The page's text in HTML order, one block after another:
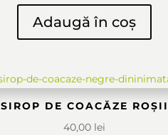
Adaugă în coș
SIROP DE COACĂZE ROȘII
40,00 lei